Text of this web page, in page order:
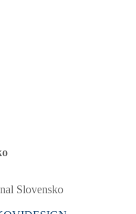
Slovensko